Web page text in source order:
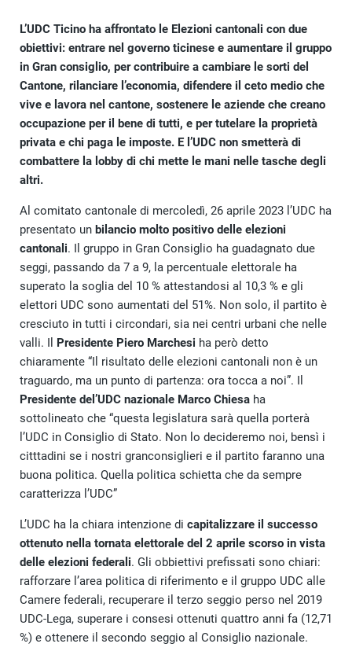
L’UDC Ticino ha affrontato le Elezioni cantonali con due
obiettivi: entrare nel governo ticinese e aumentare il gruppo
in Gran consiglio, per contribuire a cambiare le sorti del
Cantone, rilanciare l’economia, difendere il ceto medio che
vive e lavora nel cantone, sostenere le aziende che creano
occupazione per il bene di tutti, e per tutelare la proprietà
privata e chi paga le imposte. E l’UDC non smetterà di
combattere la lobby di chi mette le mani nelle tasche degli
altri.
Al comitato cantonale di mercoledì, 26 aprile 2023 l’UDC ha
presentato un bilancio molto positivo delle elezioni
cantonali. Il gruppo in Gran Consiglio ha guadagnato due
seggi, passando da 7 a 9, la percentuale elettorale ha
superato la soglia del 10 % attestandosi al 10,3 % e gli
elettori UDC sono aumentati del 51%. Non solo, il partito è
cresciuto in tutti i circondari, sia nei centri urbani che nelle
valli. Il
Presidente Piero Marchesi ha però detto
chiaramente “Il risultato delle elezioni cantonali non è un
traguardo, ma un punto di partenza: ora tocca a noi”. Il
Presidente del’UDC nazionale Marco Chiesa ha
sottolineato che “questa legislatura sarà quella porterà
l’UDC in Consiglio di Stato. Non lo decideremo noi, bensì i
citttadini se i nostri granconsiglieri e il partito faranno una
buona politica. Quella politica schietta che da sempre
caratterizza l’UDC”
L’UDC ha la chiara intenzione di capitalizzare il successo
ottenuto nella tornata elettorale del 2 aprile scorso in vista
delle elezioni federali. Gli obbiettivi prefissati sono chiari:
rafforzare l’area politica di riferimento e il gruppo UDC alle
Camere federali, recuperare il terzo seggio perso nel 2019
UDC-Lega, superare i consesi ottenuti quattro anni fa (12,71
%) e ottenere il secondo seggio al Consiglio nazionale.